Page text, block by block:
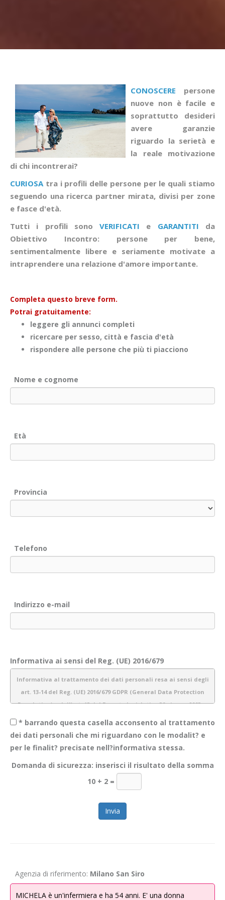
CONOSCERE persone
nuove non è facile e
soprattutto desideri
avere garanzie
riguardo la serietà e
la reale motivazione
di chi incontrerai?
CURIOSA tra i profili delle persone per le quali stiamo
seguendo una ricerca partner mirata, divisi per zone
e fasce d'età.
Tutti i profili sonoVERIFICATI e GARANTITI da
Obiettivo Incontro: persone per bene,
sentimentalmente libere e seriamente motivate a
intraprendere una relazione d'amore importante.
Completa questo breve form.
Potrai gratuitamente:
leggere gli annunci completi
ricercare per sesso, città e fascia d'età
rispondere alle persone che più ti piacciono
Nome e cognome
Età
Provincia
Telefono
Indirizzo e-mail
Informativa ai sensi del Reg. (UE) 2016/679
Informativa al trattamento dei dati personali resa ai sensi degli
art. 13-14 del Reg. (UE) 2016/679 GDPR (General Data Protection
Regulation) e dell’art. 13 del Decreto legislativo 30 giugno 2003 n.
1.Introduzione
Obiettivo Incontro S.r.l. è consapevole dell’importanza della protezione
dei dati personali e del rispetto della privacy dei propri utenti. Pertanto
garantiamo sicurezza e riservatezza durante l’elaborazione delle
informazioni personali dei nostri utenti.
informazioni raccolte tramite canali diversi dal presente sito web. Lo
* barrando questa casella acconsento al trattamento
dei dati personali che mi riguardano con le modalit? e
per le finalit? precisate nell?informativa stessa.
Domanda di sicurezza: inserisci il risultato della somma
10 + 2 =
Agenzia di riferimento: Milano San Siro
MICHELA è un'infermiera e ha 54 anni. E' una donna